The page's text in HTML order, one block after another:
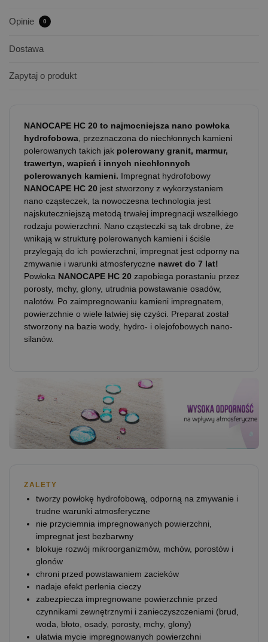
Opinie 0
Dostawa
Zapytaj o produkt
NANOCAPE HC 20 to najmocniejsza nano powłoka
hydrofobowa , przeznaczona do niechłonnych kamieni
polerowanych takich jak polerowany granit, marmur,
trawertyn, wapień i innych niechłonnych
polerowanych kamieni. Impregnat hydrofobowy
NANOCAPE HC 20 jest stworzony z wykorzystaniem
nano cząsteczek, ta nowoczesna technologia jest
najskuteczniejszą metodą trwałej impregnacji wszelkiego
rodzaju powierzchni. Nano cząsteczki są tak drobne, że
wnikają w strukturę polerowanych kamieni i ściśle
przylegają do ich powierzchni, impregnat jest odporny na
zmywanie i warunki atmosferyczne nawet do 7 lat!
Powłoka NANOCAPE HC 20 zapobiega porastaniu przez
porosty, mchy, glony, utrudnia powstawanie osadów,
nalotów. Po zaimpregnowaniu kamieni impregnatem,
powierzchnie o wiele łatwiej się czyści. Preparat został
stworzony na bazie wody, hydro- i olejofobowych nano-
silanów.
ZALETY
tworzy powłokę hydrofobową, odporną na zmywanie i
trudne warunki atmosferyczne
nie przyciemnia impregnowanych powierzchni,
impregnat jest bezbarwny
blokuje rozwój mikroorganizmów, mchów, porostów i
glonów
chroni przed powstawaniem zacieków
nadaje efekt perlenia cieczy
zabezpiecza impregnowane powierzchnie przed
czynnikami zewnętrznymi i zanieczyszczeniami (brud,
woda, błoto, osady, porosty, mchy, glony)
ułatwia mycie impregnowanych powierzchni